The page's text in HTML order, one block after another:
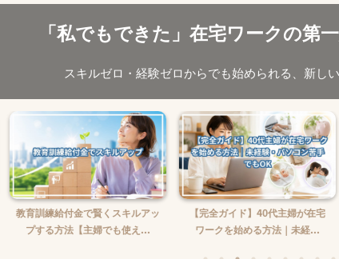
「私でもできた」在宅ワークの第
スキルゼロ・経験ゼロからでも始められる、新し
【完全ガイド】40代主婦が在宅
ワークを始める方法｜未経...
採用率UP！40代・50代のための
提案文ポイント